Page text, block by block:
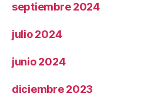
septiembre 2024
julio 2024
junio 2024
diciembre 2023